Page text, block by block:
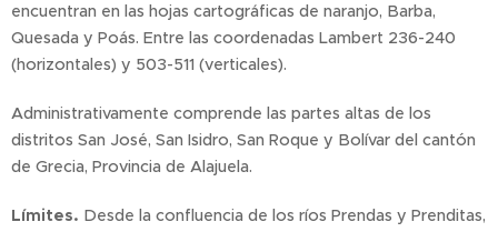
encuentran en las hojas cartográficas de naranjo, Barba,
Quesada y Poás. Entre las coordenadas Lambert 236-240
(horizontales) y 503-511 (verticales).
Administrativamente comprende las partes altas de los
distritos San José, San Isidro, San Roque y Bolívar del cantón
de Grecia, Provincia de Alajuela.
Límites. Desde la confluencia de los ríos Prendas y Prenditas,